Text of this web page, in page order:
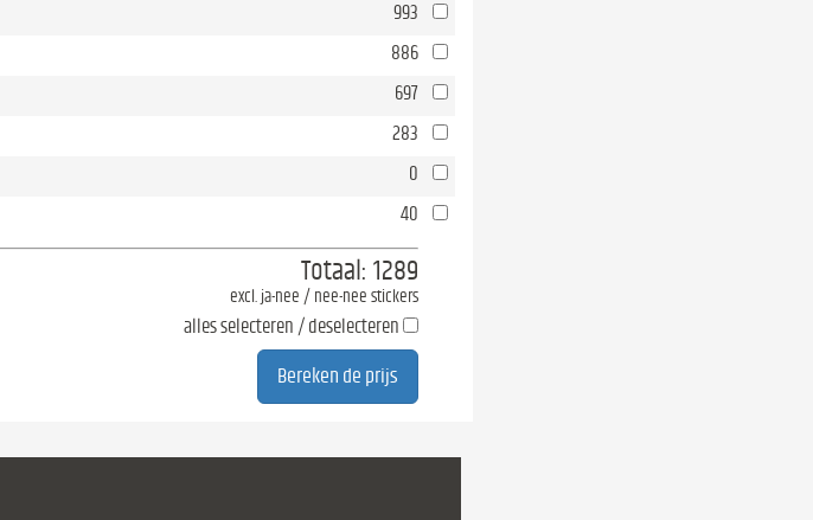
993
886
697
283
0
40
Totaal: 1289
excl. ja-nee / nee-nee stickers
alles selecteren / deselecteren